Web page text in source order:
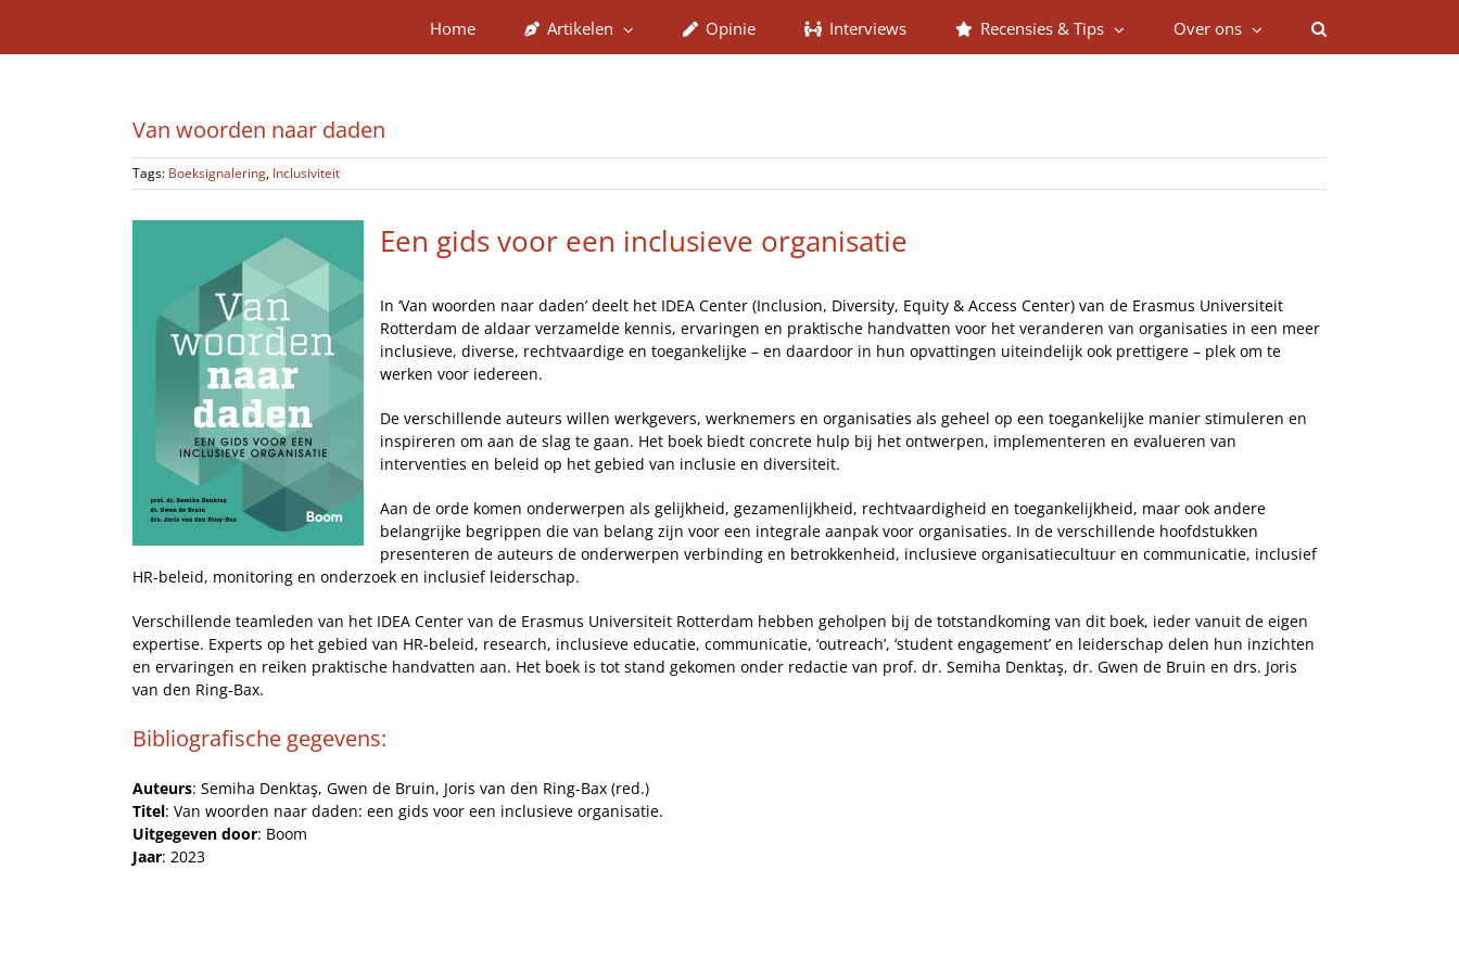
inhoud
Home Artikelen Opinie Interviews Recensies & Tips Over ons
Van woorden naar daden
Tags: Boeksignalering, Inclusiviteit
Een gids voor een inclusieve organisatie
In ‘Van woorden naar daden’ deelt het IDEA Center (Inclusion, Diversity, Equity & Access Center) van de Erasmus Universiteit
Rotterdam de aldaar verzamelde kennis, ervaringen en praktische handvatten voor het veranderen van organisaties in een meer
inclusieve, diverse, rechtvaardige en toegankelijke – en daardoor in hun opvattingen uiteindelijk ook prettigere – plek om te
werken voor iedereen.
De verschillende auteurs willen werkgevers, werknemers en organisaties als geheel op een toegankelijke manier stimuleren en
inspireren om aan de slag te gaan. Het boek biedt concrete hulp bij het ontwerpen, implementeren en evalueren van
interventies en beleid op het gebied van inclusie en diversiteit.
Aan de orde komen onderwerpen als gelijkheid, gezamenlijkheid, rechtvaardigheid en toegankelijkheid, maar ook andere
belangrijke begrippen die van belang zijn voor een integrale aanpak voor organisaties. In de verschillende hoofdstukken
presenteren de auteurs de onderwerpen verbinding en betrokkenheid, inclusieve organisatiecultuur en communicatie, inclusief
HR-beleid, monitoring en onderzoek en inclusief leiderschap.
Verschillende teamleden van het IDEA Center van de Erasmus Universiteit Rotterdam hebben geholpen bij de totstandkoming van dit boek, ieder vanuit de eigen
expertise. Experts op het gebied van HR-beleid, research, inclusieve educatie, communicatie, ‘outreach’, ‘student engagement’ en leiderschap delen hun inzichten
en ervaringen en reiken praktische handvatten aan. Het boek is tot stand gekomen onder redactie van prof. dr. Semiha Denktaş, dr. Gwen de Bruin en drs. Joris
van den Ring-Bax.
Bibliografische gegevens:
Auteurs: Semiha Denktaş, Gwen de Bruin, Joris van den Ring-Bax (red.)
Titel: Van woorden naar daden: een gids voor een inclusieve organisatie.
Uitgegeven door: Boom
Jaar: 2023